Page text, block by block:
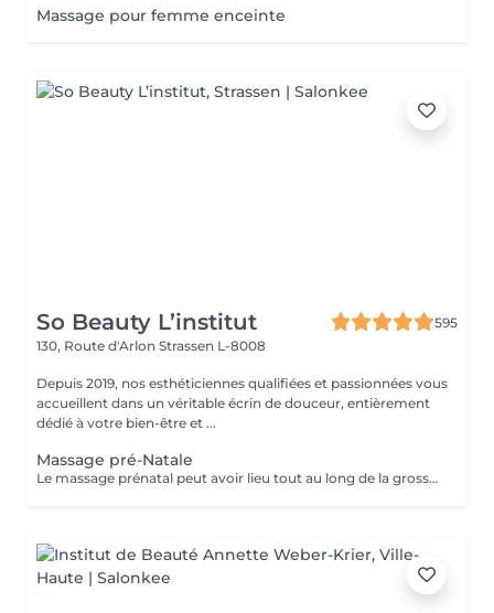
Massage pour femme enceinte
So Beauty L’institut
595
130, Route d'Arlon Strassen L-8008
Depuis 2019, nos esthéticiennes qualifiées et passionnées vous
accueillent dans un véritable écrin de douceur, entièrement
dédié à votre bien-être et ...
Massage pré-Natale
Le massage prénatal peut avoir lieu tout au long de la grossesse (dès 3 mois). Il a des vertus relaxantes et hydratantes et permet aussi d'améliorer les sensations de jambes lourdes et les petits maux de dos. Aucune contre-indication médicale n'existe.